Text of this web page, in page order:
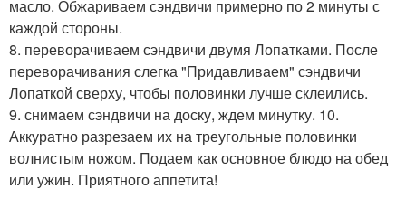
масло. Обжариваем сэндвичи примерно по 2 минуты с
каждой стороны.
8. переворачиваем сэндвичи двумя Лопатками. После
переворачивания слегка "Придавливаем" сэндвичи
Лопаткой сверху, чтобы половинки лучше склеились.
9. снимаем сэндвичи на доску, ждем минутку. 10.
Аккуратно разрезаем их на треугольные половинки
волнистым ножом. Подаем как основное блюдо на обед
или ужин. Приятного аппетита!